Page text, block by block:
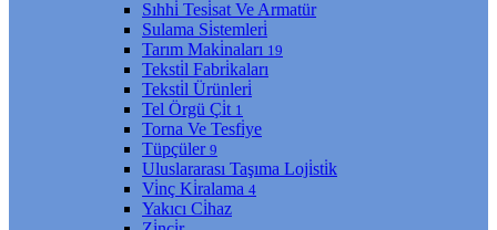
Sıhhi̇ Tesi̇sat Ve Armatür
Sulama Si̇stemleri̇
Tarım Maki̇naları 19
Teksti̇l Fabri̇kaları
Teksti̇l Ürünleri̇
Tel Örgü Çi̇t 1
Torna Ve Tesfi̇ye
Tüpçüler 9
Uluslararası Taşıma Loji̇sti̇k
Vi̇nç Ki̇ralama 4
Yakıcı Ci̇haz